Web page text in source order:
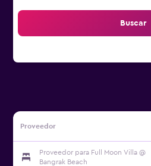
Buscar
Proveedor
Proveedor para Full Moon Villa @
Bangrak Beach